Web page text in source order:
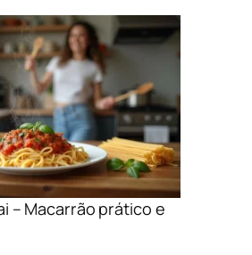
– Macarrão prático e